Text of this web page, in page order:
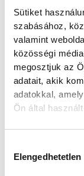
Sütiket
szabásához,
valamint
közösségi
megosztjuk az
adatait, akik
adatokkal,
Ön által
Elengedhetetlen
sport
Leimeter